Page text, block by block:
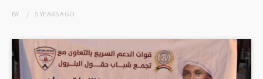
BY 5 YEARSAGO